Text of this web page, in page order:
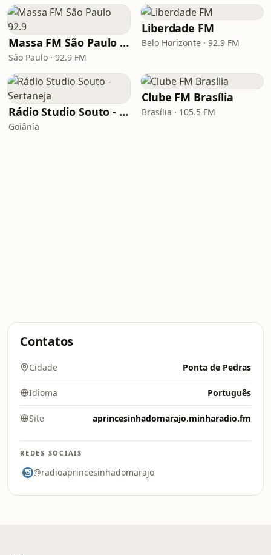
Massa FM São Paulo 92.9
São Paulo · 92.9 FM
Liberdade FM
Belo Horizonte · 92.9 FM
Rádio Studio Souto - Sertaneja
Goiânia
Clube FM Brasília
Brasília · 105.5 FM
Contatos
Cidade Ponta de Pedras
Idioma Português
Site aprincesinhadomarajo.minharadio.fm
REDES SOCIAIS
@radioaprincesinhadomarajo